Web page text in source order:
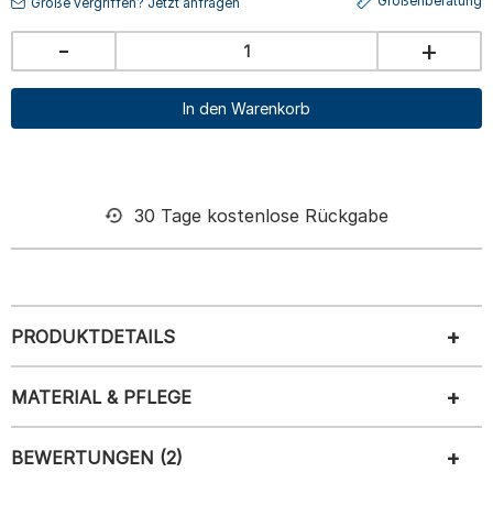
- +
In den Warenkorb
30 Tage kostenlose Rückgabe
PRODUKTDETAILS
MATERIAL & PFLEGE
BEWERTUNGEN (2)